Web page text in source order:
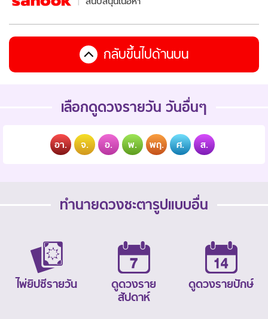
กลับขึ้นไปด้านบน
เลือกดูดวงรายวัน วันอื่นๆ
อา. จ. อ. พ. พฤ. ศ. ส.
ทำนายดวงชะตารูปแบบอื่น
ไพ่ยิปซีรายวัน
ดูดวงราย
สัปดาห์
ดูดวงรายปักษ์